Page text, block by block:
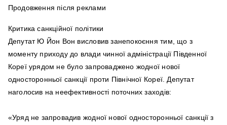
Продовження після реклами
Критика санкційної політики
Депутат Ю Йон Вон висловив занепокоєння тим, що з
моменту приходу до влади чинної адміністрації Південної
Кореї урядом не було запроваджено жодної нової
односторонньої санкції проти Північної Кореї. Депутат
наголосив на неефективності поточних заходів:
«Уряд не запровадив жодної нової односторонньої санкції з